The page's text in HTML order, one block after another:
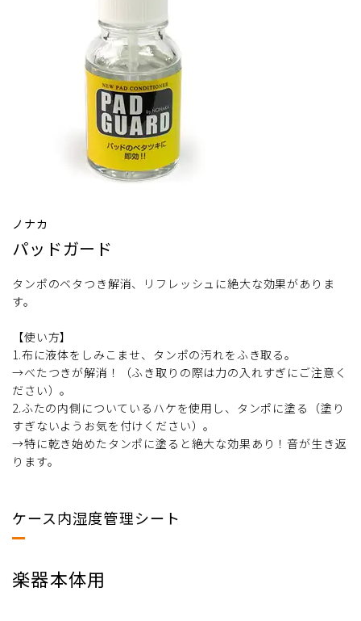
ノナカ
パッドガード
タンポのベタつき解消、リフレッシュに絶大な効果がありま
す。
【使い方】
1.布に液体をしみこませ、タンポの汚れをふき取る。
→べたつきが解消！（ふき取りの際は力の入れすぎにご注意く
ださい）。
2.ふたの内側についているハケを使用し、タンポに塗る（塗り
すぎないようお気を付けください）。
→特に乾き始めたタンポに塗ると絶大な効果あり！音が生き返
ります。
ケース内湿度管理シート
楽器本体用